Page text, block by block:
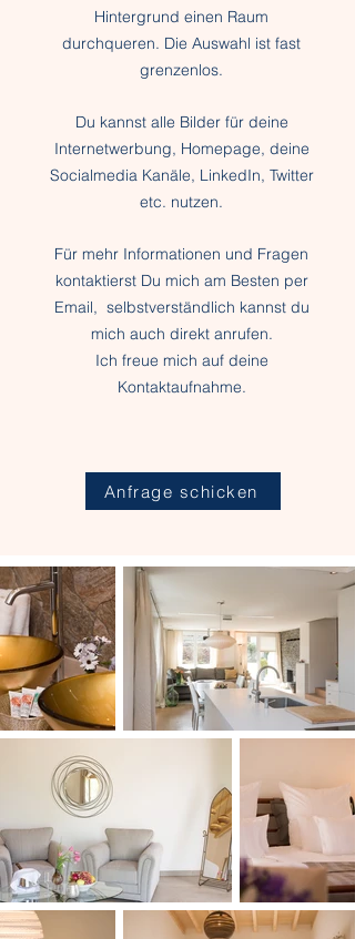
Hintergrund einen Raum
durchqueren. Die Auswahl ist fast
grenzenlos.
Du kannst alle Bilder für deine
Internetwerbung, Homepage, deine
Socialmedia Kanäle, LinkedIn, Twitter
etc. nutzen.
Für mehr Informationen und Fragen
kontaktierst Du mich am Besten per
Email, selbstverständlich kannst du
mich auch direkt anrufen.
Ich freue mich auf deine
Kontaktaufnahme.
Anfrage schicken